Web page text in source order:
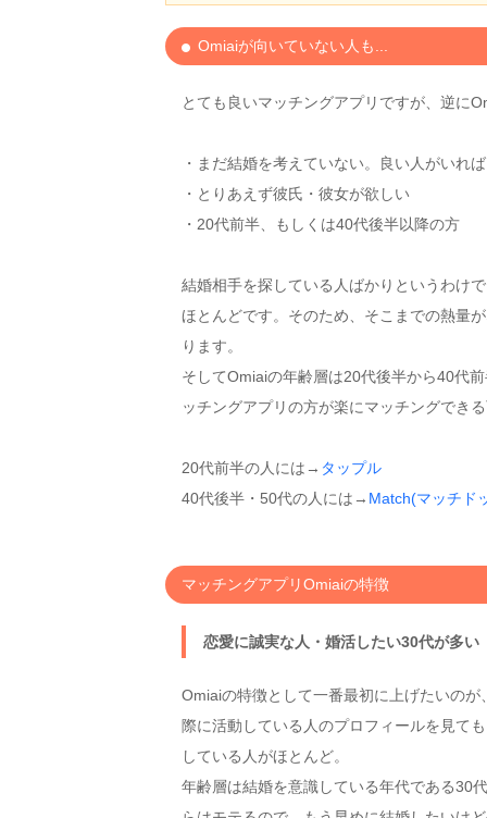
Omiaiが向いていない人も...
とても良いマッチングアプリですが、逆に
・まだ結婚を考えていない。良い人がいれ
・とりあえず彼氏・彼女が欲しい
・20代前半、もしくは40代後半以降の方
結婚相手を探している人ばかりというわけ
ほとんどです。そのため、そこまでの熱量
ります。
そしてOmiaiの年齢層は20代後半から40代
ッチングアプリの方が楽にマッチングでき
20代前半の人には→ タップル
40代後半・50代の人には→ Match(マッチド
マッチングアプリOmiaiの特徴
恋愛に誠実な人・婚活したい30代が多い
Omiaiの特徴として一番最初に上げたいのが
際に活動している人のプロフィールを見て
している人がほとんど。
年齢層は結婚を意識している年代である30